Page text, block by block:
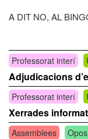
A DIT NO, AL
Professorat interí
Adjudicacions
Professorat interí
Xerrades
Assemblees